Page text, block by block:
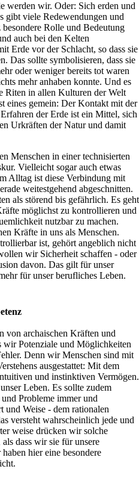
werden wir. Oder: Sich erden und
gibt viele Redewendungen und
Rolle und Bedeutung
auch bei den Kelten
Erde vor der Schlacht, so dass sie
Das sollte symbolisieren, dass sie
oder weniger bereits tot waren
mehr anhaben konnte. Und es
Riten in allen Kulturen der Welt
eines gemein: Der Kontakt mit der
der Erde ist ein Mittel, sich
Urkräften der Natur und damit
Menschen in einer technisierten
Vielleicht sogar auch etwas
Alltag ist diese Verbindung mit
weitestgehend abgeschnitten.
als störend bis gefährlich. Es geht
möglichst zu kontrollieren und
nutzbar zu machen.
Kräfte in uns als Menschen.
ist, gehört angeblich nicht
wir Sicherheit schaffen - oder
davon. Das gilt für unser
für unser berufliches Leben.
von archaischen Kräften und
wir Potenziale und Möglichkeiten
Denn wir Menschen sind mit
ausgestattet: Mit dem
und instinktiven Vermögen.
Leben. Es sollte zudem
Probleme immer und
und Weise - dem rationalen
versteht wahrscheinlich jede und
weise drücken wir solche
dass wir sie für unsere
hier eine besondere